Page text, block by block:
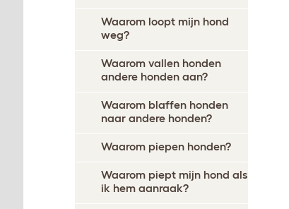
Waarom loopt mijn hond
weg?
Waarom vallen honden
andere honden aan?
Waarom blaffen honden
naar andere honden?
Waarom piepen honden?
Waarom piept mijn hond als
ik hem aanraak?